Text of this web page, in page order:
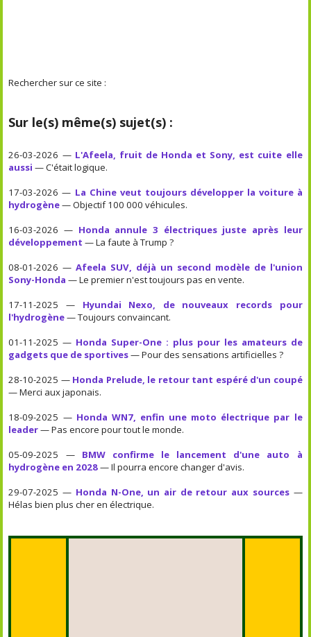
Rechercher sur ce site :
Sur le(s) même(s) sujet(s) :
26-03-2026 — L'Afeela, fruit de Honda et Sony, est cuite elle
aussi — C'était logique.
17-03-2026 — La Chine veut toujours développer la voiture à
hydrogène— Objectif 100 000 véhicules.
16-03-2026 — Honda annule 3 électriques juste après leur
développement — La faute à Trump ?
08-01-2026 —Afeela SUV, déjà un second modèle de l'union
Sony-Honda — Le premier n'est toujours pas en vente.
17-11-2025 — Hyundai Nexo, de nouveaux records pour
l'hydrogène— Toujours convaincant.
01-11-2025 — Honda Super-One : plus pour les amateurs de
gadgets que de sportives— Pour des sensations artificielles ?
28-10-2025 — Honda Prelude, le retour tant espéré d'un coupé
— Merci aux japonais.
18-09-2025 — Honda WN7, enfin une moto électrique par le
leader— Pas encore pour tout le monde.
05-09-2025 — BMW confirme le lancement d'une auto à
hydrogène en 2028— Il pourra encore changer d'avis.
29-07-2025 — Honda N-One, un air de retour aux sources—
Hélas bien plus cher en électrique.